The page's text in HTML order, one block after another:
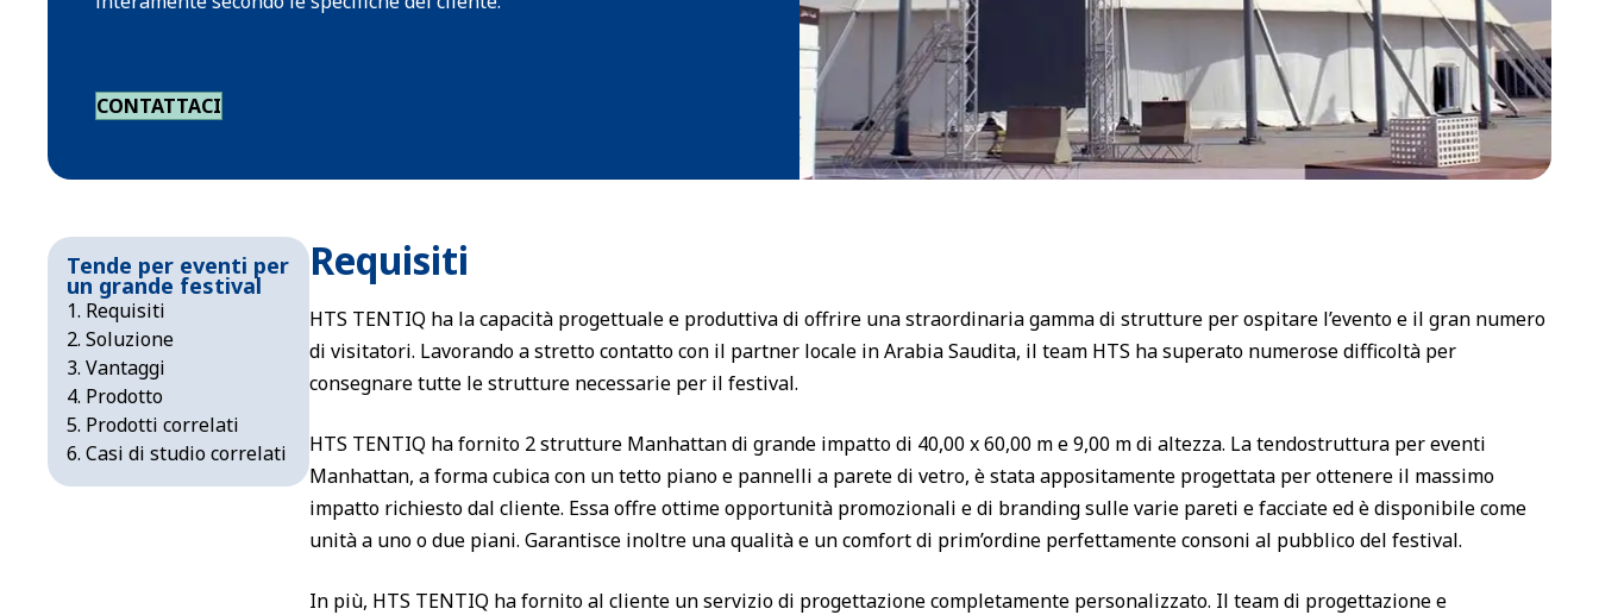
CONTATTACI
Tende per eventi per
un grande festival
Requisiti
Soluzione
Vantaggi
Prodotto
Prodotti correlati
Casi di studio correlati
Requisiti
HTS TENTIQ ha la capacità progettuale e produttiva di offrire una straordinaria gamma di strutture per ospitare l’evento e il gran numero
di visitatori. Lavorando a stretto contatto con il partner locale in Arabia Saudita, il team HTS ha superato numerose difficoltà per
consegnare tutte le strutture necessarie per il festival.
HTS TENTIQ ha fornito 2 strutture Manhattan di grande impatto di 40,00 x 60,00 m e 9,00 m di altezza. La tendostruttura per eventi
Manhattan, a forma cubica con un tetto piano e pannelli a parete di vetro, è stata appositamente progettata per ottenere il massimo
impatto richiesto dal cliente. Essa offre ottime opportunità promozionali e di branding sulle varie pareti e facciate ed è disponibile come
unità a uno o due piani. Garantisce inoltre una qualità e un comfort di prim’ordine perfettamente consoni al pubblico del festival.
In più, HTS TENTIQ ha fornito al cliente un servizio di progettazione completamente personalizzato. Il team di progettazione e